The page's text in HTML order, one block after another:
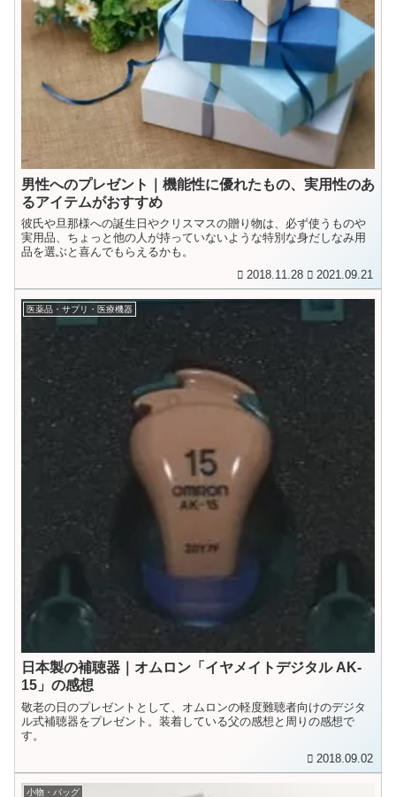
男性へのプレゼント｜機能性に優れたもの、実用性のあ
るアイテムがおすすめ
彼氏や旦那様への誕生日やクリスマスの贈り物は、必ず使うものや
実用品、ちょっと他の人が持っていないような特別な身だしなみ用
品を選ぶと喜んでもらえるかも。
2018.11.28 2021.09.21
医薬品・サプリ・医療機器
日本製の補聴器｜オムロン「イヤメイトデジタル AK-
15」の感想
敬老の日のプレゼントとして、オムロンの軽度難聴者向けのデジタ
ル式補聴器をプレゼント。装着している父の感想と周りの感想で
す。
2018.09.02
小物・バッグ